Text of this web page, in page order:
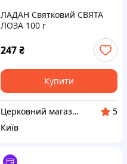
ЛАДАН Святковий СВЯТА
ЛОЗА 100 г
247₴
Купити
Церковний магазин "АФОН"
5
Київ